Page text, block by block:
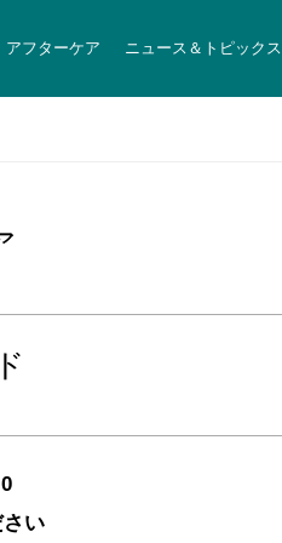
アフターケア ニュース＆トピックス
い